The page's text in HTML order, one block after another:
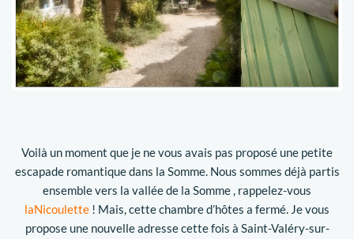
Voilà un moment que je ne vous avais pas proposé une petite
escapade romantique dans la Somme. Nous sommes déjà partis
ensemble vers la vallée de la Somme , rappelez-vous
laNicoulette ! Mais, cette chambre d’hôtes a fermé. Je vous
propose une nouvelle adresse cette fois à Saint-Valéry-sur-